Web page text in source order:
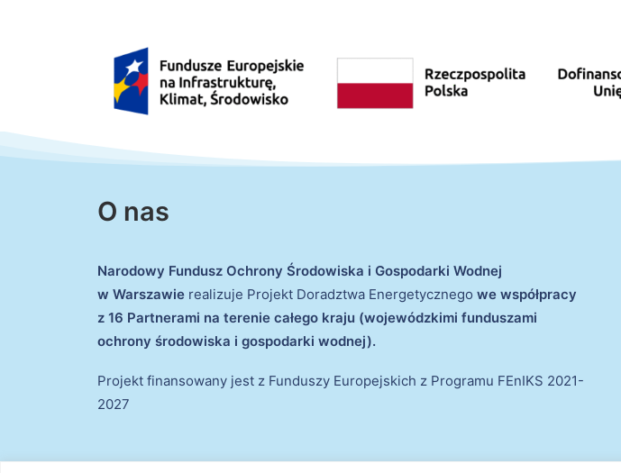
O nas
Narodowy Fundusz Ochrony Środowiska i Gospodarki Wodnej
w Warszawie realizuje Projekt Doradztwa Energetycznego we współpracy
z 16 Partnerami na terenie całego kraju (wojewódzkimi funduszami
ochrony środowiska i gospodarki wodnej).
Projekt finansowany jest z Funduszy Europejskich z Programu FEnIKS 2021-
2027